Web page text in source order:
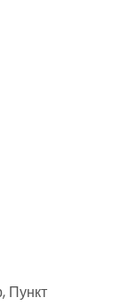
Пункт